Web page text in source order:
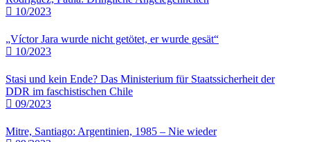
10/2023
„Víctor Jara wurde nicht getötet, er wurde gesät“
10/2023
Stasi und kein Ende? Das Ministerium für Staatssicherheit der
DDR im faschistischen Chile
09/2023
Mitre, Santiago: Argentinien, 1985 – Nie wieder